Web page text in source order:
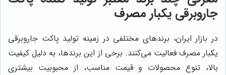
جاروبرقی یکبار مصرف
در بازار ایران، برندهای مختلفی در زمینه تولید پاکت جاروبرقی
یکبار مصرف فعالیت می‌کنند. برخی از این برندها، به دلیل کیفیت
بالا، تنوع محصولات و قیمت مناسب، از محبوبیت بیشتری